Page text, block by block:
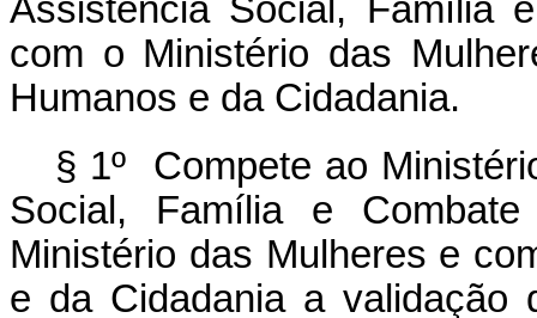
Assistência Social, Família
com o Ministério das
Humanos e da Cidadania.
§ 1º Compete ao
Social, Família e
Ministério das Mulheres e
e da Cidadania a validação